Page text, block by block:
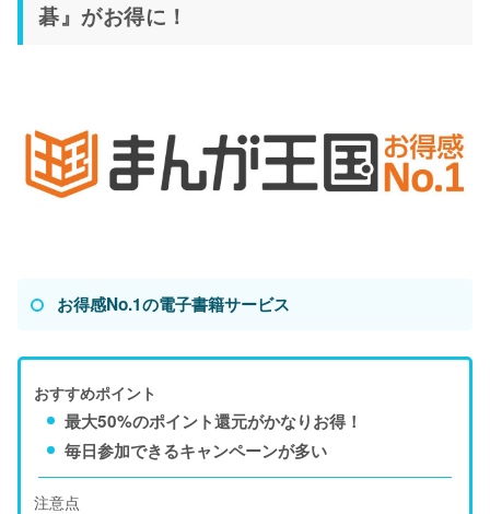
碁』がお得に！
お得感No.1の電子書籍サービス
おすすめポイント
最大50%のポイント還元がかなりお得！
毎日参加できるキャンペーンが多い
注意点